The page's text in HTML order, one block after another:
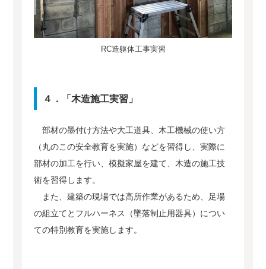
RC造躯体工事実習
４．「木造施工実習」
部材の墨付け方法や大工道具、木工機械の使い方
（丸のこの安全教育を実施）などを習得し、実際に
部材の加工を行い、模擬家屋を建て、木造の施工技
術を習得します。
また、建築の現場では高所作業があるため、足場
の組立てとフルハーネス（墜落制止用器具）につい
ての特別教育を実施します。